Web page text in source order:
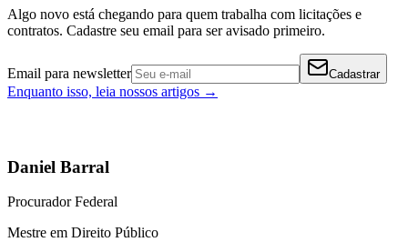
Algo novo está chegando para quem trabalha com licitações e
contratos. Cadastre seu email para ser avisado primeiro.
Email para newsletter Cadastrar
Enquanto isso, leia nossos artigos →
Daniel Barral
Procurador Federal
Mestre em Direito Público